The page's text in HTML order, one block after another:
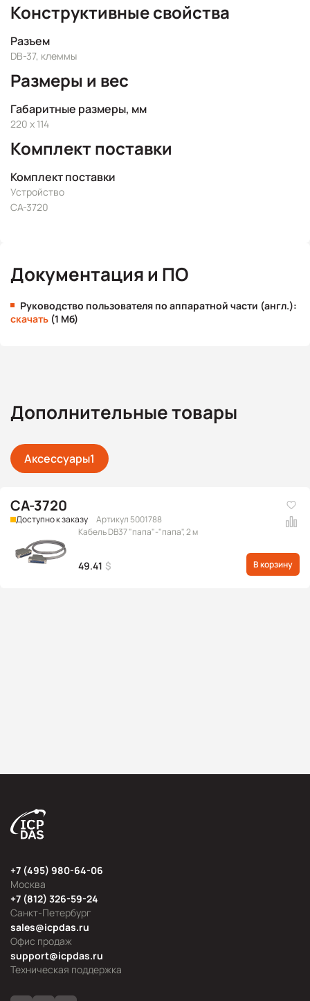
Конструктивные свойства
Разъем
DB-37, клеммы
Размеры и вес
Габаритные размеры, мм
220 x 114
Комплект поставки
Комплект поставки
Устройство
CA-3720
Документация и ПО
Руководство пользователя по аппаратной части (англ.):
скачать (1 Мб)
Дополнительные товары
Аксессуары1
CA-3720
Доступно к заказу
Артикул 5001788
Кабель DB37 "папа"-"папа", 2 м
49.41 $ В корзину
Москва
+7 (495) 980-64-06
Офис продаж
sales@icpdas.ru
Санкт-Петербург
+7 (812) 326-59-24
Техническая поддержка
support@icpdas.ru